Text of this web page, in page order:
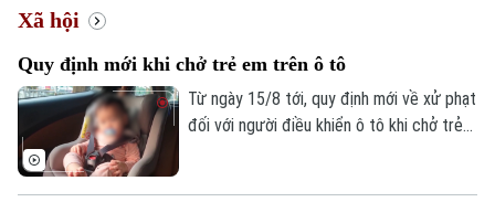
Xã hội
Quy định mới khi chở trẻ em trên ô tô
Từ ngày 15/8 tới, quy định mới về xử phạt
đối với người điều khiển ô tô khi chở trẻ